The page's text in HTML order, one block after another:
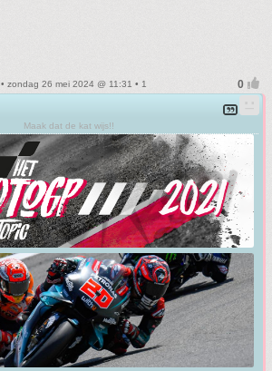
• zondag 26 mei 2024 @ 11:31 • 1
Maak dat de kat wijs!!